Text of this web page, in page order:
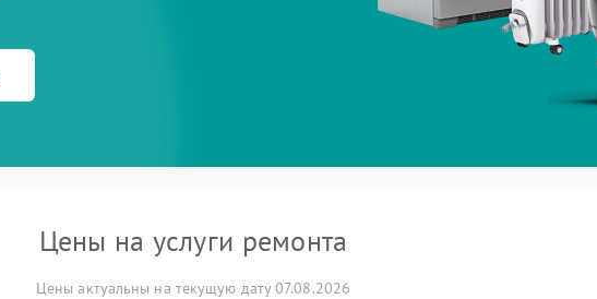
Цены на услуги ремонта
Цены актуальны на текущую дату 07.08.2026